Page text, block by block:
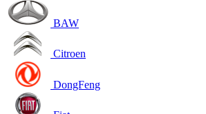
BAW
Citroen
DongFeng